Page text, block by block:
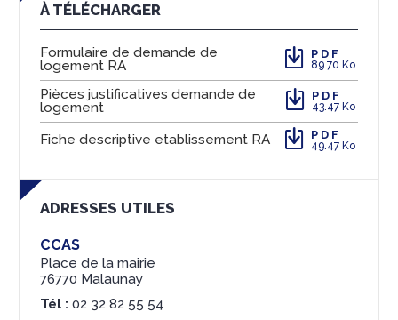
À TÉLÉCHARGER
Formulaire de demande de
logement RA
PDF
89.70 Ko
Pièces justificatives demande de
logement
PDF
43.47 Ko
Fiche descriptive etablissement RA PDF
49.47 Ko
ADRESSES UTILES
CCAS
Place de la mairie
76770 Malaunay
Tél : 02 32 82 55 54